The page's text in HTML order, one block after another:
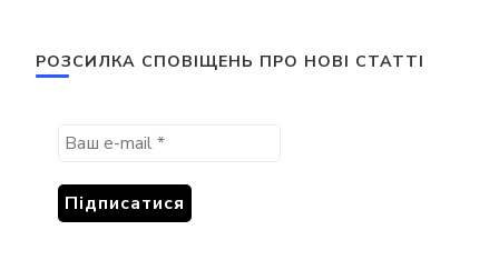
РОЗСИЛКА СПОВІЩЕНЬ ПРО НОВІ СТАТТІ